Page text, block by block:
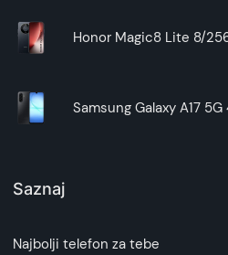
Honor Magic8 Lite 8/
Samsung Galaxy A17
Saznaj
Najbolji telefon za tebe